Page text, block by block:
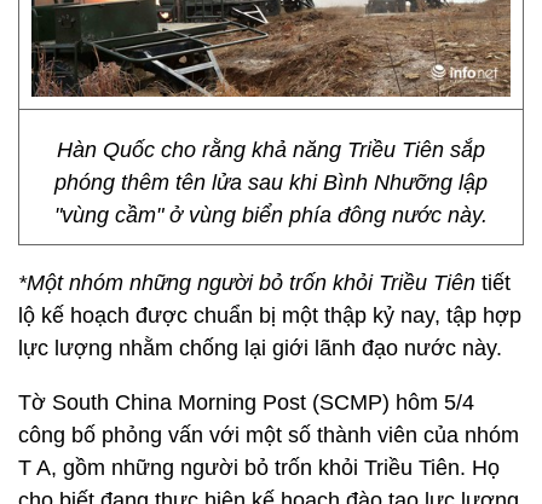
Hàn Quốc cho rằng khả năng Triều Tiên sắp
phóng thêm tên lửa sau khi Bình Nhưỡng lập
"vùng cầm" ở vùng biển phía đông nước này.
*Một nhóm những người bỏ trốn khỏi Triều Tiên tiết
lộ kế hoạch được chuẩn bị một thập kỷ nay, tập hợp
lực lượng nhằm chống lại giới lãnh đạo nước này.
Tờ South China Morning Post (SCMP) hôm 5/4
công bố phỏng vấn với một số thành viên của nhóm
T A, gồm những người bỏ trốn khỏi Triều Tiên. Họ